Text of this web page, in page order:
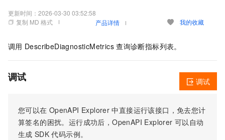
更新时间： 2026-03-30 03:52:58
复制 MD 格式
产品详情 我的收藏
调用 DescribeDiagnosticMetrics 查询诊断指标列表。
调试
您可以在 OpenAPI Explorer 中直接运行该接口，免去您计
算签名的困扰。运行成功后，OpenAPI Explorer 可以自动
生成 SDK 代码示例。
调试